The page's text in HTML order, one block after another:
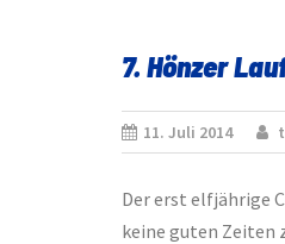
7. Hönzer
11. Juli 2014
Der erst elfjährige
keine guten Zeiten